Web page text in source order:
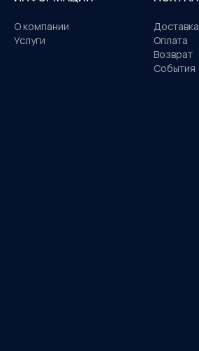
О компании
Услуги
Оплата
Возврат
События